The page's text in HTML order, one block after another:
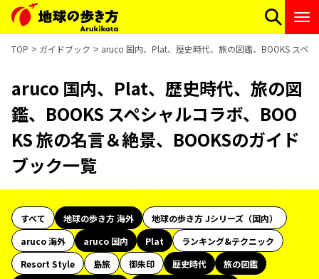
TOP ガイドブック aruco 国内、Plat、歴史時代、旅の図鑑、BOOKS スペ
aruco 国内、Plat、歴史時代、旅の図
鑑、BOOKS スペシャルコラボ、BOO
KS 旅の名言＆絶景、BOOKSのガイド
ブック一覧
すべて 地球の歩き方 海外
地球の歩き方 Jシリーズ（国内）
aruco 海外
aruco 国内 Plat
ランキング&テクニック
Resort Style
島旅 御朱印 歴史時代
旅の図鑑